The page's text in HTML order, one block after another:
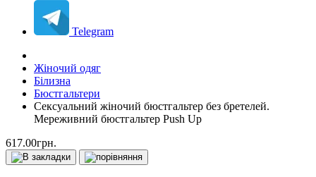
Telegram
Жіночий одяг
Білизна
Бюстгальтери
Сексуальний жіночий бюстгальтер без бретелей.
Мереживний бюстгальтер Push Up
617.00грн.